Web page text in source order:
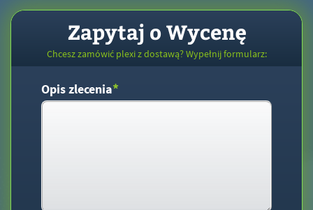
Zapytaj o Wycenę
Chcesz zamówić plexi z dostawą? Wypełnij formularz:
Opis zlecenia*